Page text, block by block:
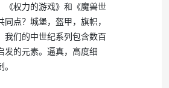
《权力的游戏》和《魔兽世
同点？城堡，盔甲，旗帜，
我们的中世纪系列包含数百
发的元素。逼真，高度细